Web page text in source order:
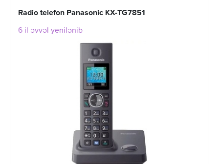
Radio telefon Panasonic KX-TG7851
6 il əvvəl yenilənib